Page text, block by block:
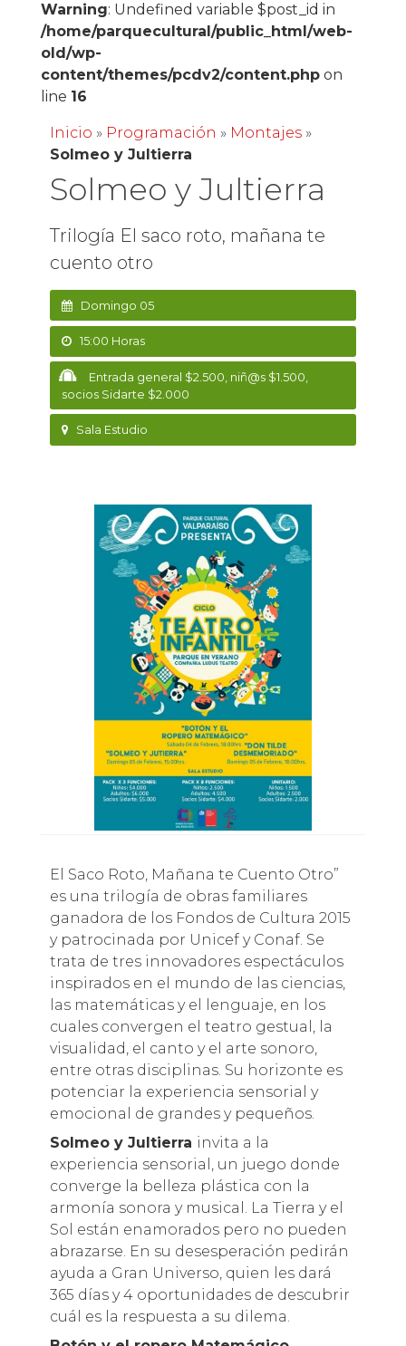
Warning: Undefined variable $post_id in
/home/parquecultural/public_html/web-
old/wp-
content/themes/pcdv2/content.phpon
line 16
Inicio » Programación » Montajes»
Solmeo y Jultierra
Solmeo y Jultierra
Trilogía El saco roto, mañana te
cuento otro
Domingo 05
15:00 Horas
Entrada general $2.500, niñ@s $1.500,
socios Sidarte $2.000
Sala Estudio
El Saco Roto, Mañana te Cuento Otro”
es una trilogía de obras familiares
ganadora de los Fondos de Cultura 2015
y patrocinada por Unicef y Conaf. Se
trata de tres innovadores espectáculos
inspirados en el mundo de las ciencias,
las matemáticas y el lenguaje, en los
cuales convergen el teatro gestual, la
visualidad, el canto y el arte sonoro,
entre otras disciplinas. Su horizonte es
potenciar la experiencia sensorial y
emocional de grandes y pequeños.
Solmeo y Jultierra invita a la
experiencia sensorial, un juego donde
converge la belleza plástica con la
armonía sonora y musical. La Tierra y el
Sol están enamorados pero no pueden
abrazarse. En su desesperación pedirán
ayuda a Gran Universo, quien les dará
365 días y 4 oportunidades de descubrir
cuál es la respuesta a su dilema.